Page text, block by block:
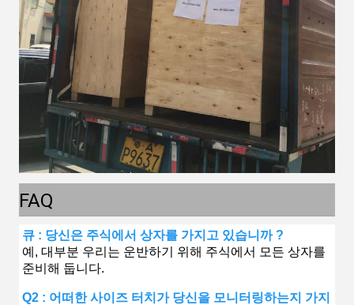
FAQ
큐 : 당신은 주식에서 상자를 가지고 있습니까 ?
예, 대부분 우리는 운반하기 위해 주식에서 모든 상자를
준비해 둡니다.
Q2 : 어떠한 사이즈 터치가 당신을 모니터링하는지 가지